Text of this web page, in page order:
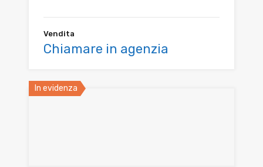
Vendita
Chiamare in agenzia
In evidenza